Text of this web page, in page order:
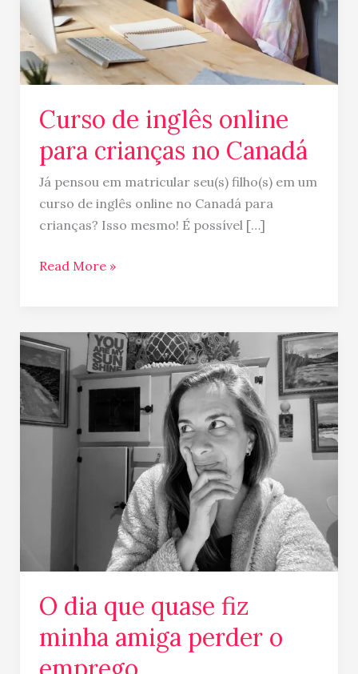
Curso de inglês online
para crianças no Canadá
Já pensou em matricular seu(s) filho(s) em um
curso de inglês online no Canadá para
crianças? Isso mesmo! É possível […]
no
Canadá
Read More »
O dia que quase fiz
minha amiga perder o
O
dia
que
quase
fiz